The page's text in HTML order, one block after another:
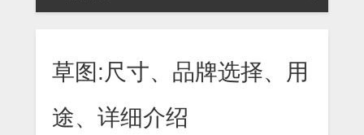
草图:尺寸、品牌选择、用
途、详细介绍